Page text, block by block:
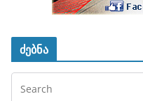
ძებნა